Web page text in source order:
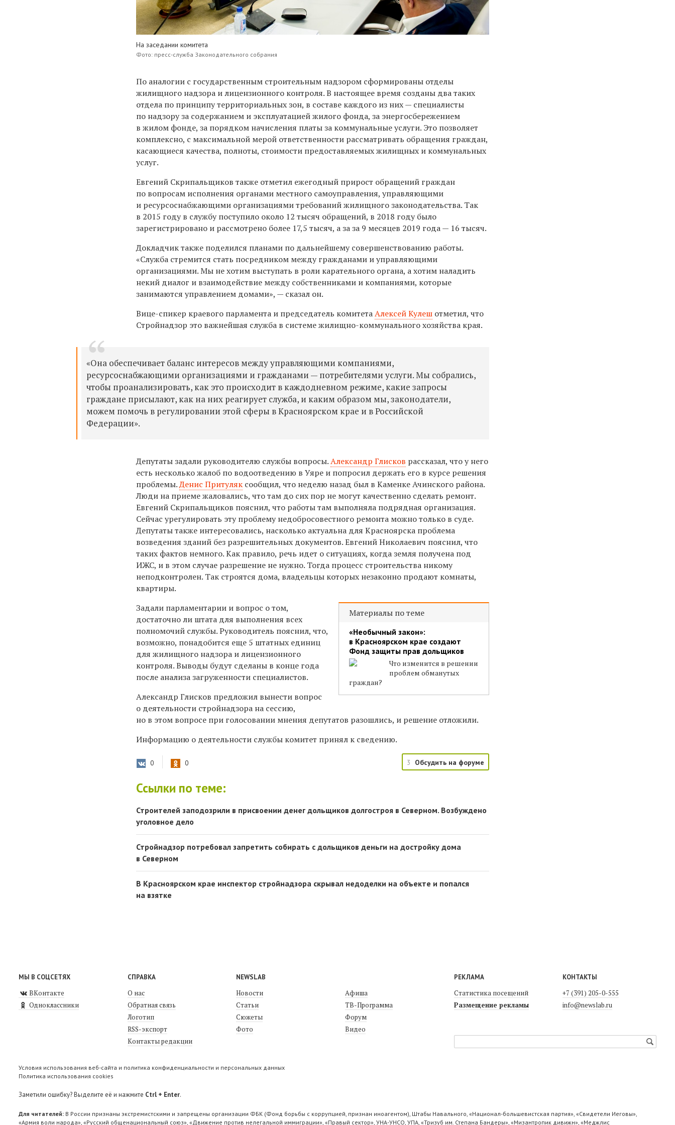
На заседании комитета
Фото: пресс-служба Законодательного собрания
По аналогии с государственным строительным надзором сформированы отделы
жилищного надзора и лицензионного контроля. В настоящее время созданы два таких
отдела по принципу территориальных зон, в составе каждого из них — специалисты
по надзору за содержанием и эксплуатацией жилого фонда, за энергосбережением
в жилом фонде, за порядком начисления платы за коммунальные услуги. Это позволяет
комплексно, с максимальной мерой ответственности рассматривать обращения граждан,
касающиеся качества, полноты, стоимости предоставляемых жилищных и коммунальных
услуг.
Евгений Скрипальщиков также отметил ежегодный прирост обращений граждан
по вопросам исполнения органами местного самоуправления, управляющими
и ресурсоснабжающими организациями требований жилищного законодательства. Так
в 2015 году в службу поступило около 12 тысяч обращений, в 2018 году было
зарегистрировано и рассмотрено более 17,5 тысяч, а за за 9 месяцев 2019 года — 16 тысяч.
Докладчик также поделился планами по дальнейшему совершенствованию работы.
«Служба стремится стать посредником между гражданами и управляющими
организациями. Мы не хотим выступать в роли карательного органа, а хотим наладить
некий диалог и взаимодействие между собственниками и компаниями, которые
занимаются управлением домами», — сказал он.
Вице-спикер краевого парламента и председатель комитетаАлексей Кулеш отметил, что
Стройнадзор это важнейшая служба в системе жилищно-коммунального хозяйства края.
«Она обеспечивает баланс интересов между управляющими компаниями,
ресурсоснабжающими организациями и гражданами — потребителями услуги. Мы собрались,
чтобы проанализировать, как это происходит в каждодневном режиме, какие запросы
граждане присылают, как на них реагирует служба, и каким образом мы, законодатели,
можем помочь в регулировании этой сферы в Красноярском крае и в Российской
Федерации».
Депутаты задали руководителю службы вопросы.Александр Глисков рассказал, что у него
есть несколько жалоб по водоотведению в Уяре и попросил держать его в курсе решения
проблемы.Денис Притуляк сообщил, что неделю назад был в Каменке Ачинского района.
Люди на приеме жаловались, что там до сих пор не могут качественно сделать ремонт.
Евгений Скрипальщиков пояснил, что работы там выполняла подрядная организация.
Сейчас урегулировать эту проблему недобросовестного ремонта можно только в суде.
Депутаты также интересовались, насколько актуальна для Красноярска проблема
возведения зданий без разрешительных документов. Евгений Николаевич пояснил, что
таких фактов немного. Как правило, речь идет о ситуациях, когда земля получена под
ИЖС, и в этом случае разрешение не нужно. Тогда процесс строительства никому
неподконтролен. Так строятся дома, владельцы которых незаконно продают комнаты,
квартиры.
Материалы по теме
«Необычный закон»:
в Красноярском крае создают
Фонд защиты прав дольщиков
Что изменится в решении
проблем обманутых
граждан?
Задали парламентарии и вопрос о том,
достаточно ли штата для выполнения всех
полномочий службы. Руководитель пояснил, что,
возможно, понадобится еще 5 штатных единиц
для жилищного надзора и лицензионного
контроля. Выводы будут сделаны в конце года
после анализа загруженности специалистов.
Александр Глисков предложил вынести вопрос
о деятельности стройнадзора на сессию,
но в этом вопросе при голосовании мнения депутатов разошлись, и решение отложили.
Информацию о деятельности службы комитет принял к сведению.
0 0 3 Обсудить на форуме
Ссылки по теме:
Строителей заподозрили в присвоении денег дольщиков долгостроя в Северном. Возбуждено
уголовное дело
Стройнадзор потребовал запретить собирать с дольщиков деньги на достройку дома
в Северном
В Красноярском крае инспектор стройнадзора скрывал недоделки на объекте и попался
на взятке
МЫ В СОЦСЕТЯХ
ВКонтакте
Одноклассники
СПРАВКА
О нас
Обратная связь
Логотип
RSS-экспорт
Контакты редакции
NEWSLAB
Новости
Статьи
Сюжеты
Фото
Афиша
ТВ-Программа
Форум
Видео
РЕКЛАМА
Статистика посещений
Размещение рекламы
КОНТАКТЫ
+7 (391) 205-0-555
info@newslab.ru
Условия использования веб-сайта и политика конфиденциальности и персональных данных
Политика использования cookies
Заметили ошибку? Выделите её и нажмите Ctrl + Enter.
Для читателей: В России признаны экстремистскими и запрещены организации ФБК (Фонд борьбы с коррупцией, признан иноагентом), Штабы Навального, «Национал-большевистская партия», «Свидетели Иеговы»,
«Армия воли народа», «Русский общенациональный союз», «Движение против нелегальной иммиграции», «Правый сектор», УНА-УНСО, УПА, «Тризуб им. Степана Бандеры», «Мизантропик дивижн», «Меджлис